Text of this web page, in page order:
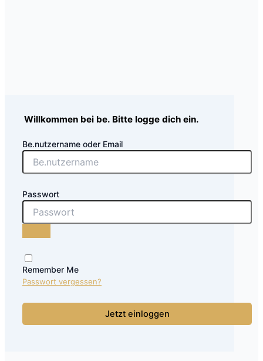
Willkommen bei be. Bitte logge dich ein.
Be.nutzername oder Email
Passwort
Remember Me
Passwort vergessen?
Jetzt einloggen